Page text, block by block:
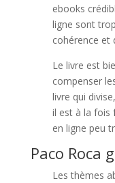
ebooks
ligne sont
cohérence et
Le livre est
compenser
livre qui
il est à la fois
en ligne peu
Paco Roca
Les thèmes